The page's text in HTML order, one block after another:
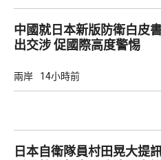
中國就日本新版防衛白皮
出交涉 促國際高度警惕
兩岸 14小時前
日本自衛隊員村田晃大提